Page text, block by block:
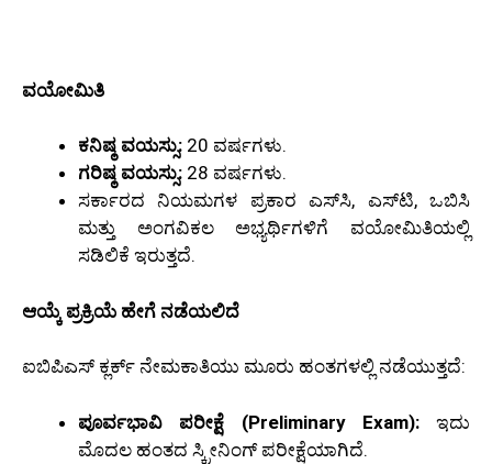
ವಯೋಮಿತಿ
ಕನಿಷ್ಠ ವಯಸ್ಸು: 20 ವರ್ಷಗಳು.
ಗರಿಷ್ಠ ವಯಸ್ಸು: 28 ವರ್ಷಗಳು.
ಸರ್ಕಾರದ ನಿಯಮಗಳ ಪ್ರಕಾರ ಎಸ್‌ಸಿ, ಎಸ್‌ಟಿ, ಒಬಿಸಿ
ಮತ್ತು ಅಂಗವಿಕಲ ಅಭ್ಯರ್ಥಿಗಳಿಗೆ ವಯೋಮಿತಿಯಲ್ಲಿ
ಸಡಿಲಿಕೆ ಇರುತ್ತದೆ.
ಆಯ್ಕೆ ಪ್ರಕ್ರಿಯೆ ಹೇಗೆ ನಡೆಯಲಿದೆ
ಐಬಿಪಿಎಸ್ ಕ್ಲರ್ಕ್ ನೇಮಕಾತಿಯು ಮೂರು ಹಂತಗಳಲ್ಲಿ ನಡೆಯುತ್ತದೆ:
ಪೂರ್ವಭಾವಿ ಪರೀಕ್ಷೆ (Preliminary Exam):ಇದು
ಮೊದಲ ಹಂತದ ಸ್ಕ್ರೀನಿಂಗ್ ಪರೀಕ್ಷೆಯಾಗಿದೆ.